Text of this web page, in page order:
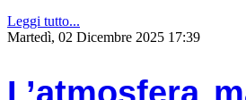
Leggi tutto...
Martedì, 02 Dicembre 2025 17:39